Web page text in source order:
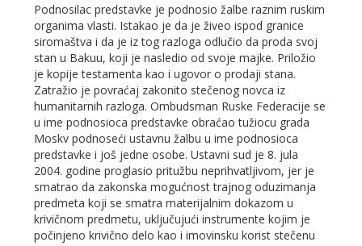
Podnosilac predstavke je podnosio žalbe raznim ruskim
organima vlasti. Istakao je da je živeo ispod granice
siromaštva i da je iz tog razloga odlučio da proda svoj
stan u Bakuu, koji je nasledio od svoje majke. Priložio
je kopije testamenta kao i ugovor o prodaji stana.
Zatražio je povraćaj zakonito stečenog novca iz
humanitarnih razloga. Ombudsman Ruske Federacije se
u ime podnosioca predstavke obraćao tužiocu grada
Moskv podnoseći ustavnu žalbu u ime podnosioca
predstavke i još jedne osobe. Ustavni sud je 8. jula
2004. godine proglasio pritužbu neprihvatljivom, jer je
smatrao da zakonska mogućnost trajnog oduzimanja
predmeta koji se smatra materijalnim dokazom u
krivičnom predmetu, uključujući instrumente kojim je
počinjeno krivično delo kao i imovinsku korist stečenu